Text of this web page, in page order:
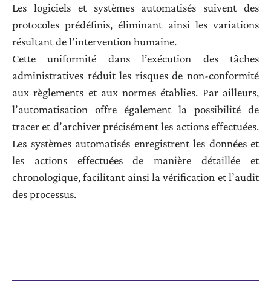
Les logiciels et systèmes automatisés suivent des
protocoles prédéfinis, éliminant ainsi les variations
résultant de l’intervention humaine.
Cette uniformité dans l’exécution des tâches
administratives réduit les risques de non-conformité
aux règlements et aux normes établies. Par ailleurs,
l’automatisation offre également la possibilité de
tracer et d’archiver précisément les actions effectuées.
Les systèmes automatisés enregistrent les données et
les actions effectuées de manière détaillée et
chronologique, facilitant ainsi la vérification et l’audit
des processus.